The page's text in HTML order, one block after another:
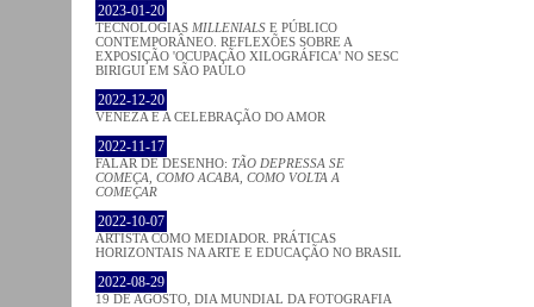
2023-01-20
TECNOLOGIAS MILLENIALS E PÚBLICO
CONTEMPORÂNEO. REFLEXÕES SOBRE A
EXPOSIÇÃO 'OCUPAÇÃO XILOGRÁFICA' NO SESC
BIRIGUI EM SÃO PAULO
2022-12-20
VENEZA E A CELEBRAÇÃO DO AMOR
2022-11-17
FALAR DE DESENHO: TÃO DEPRESSA SE
COMEÇA, COMO ACABA, COMO VOLTA A
COMEÇAR
2022-10-07
ARTISTA COMO MEDIADOR. PRÁTICAS
HORIZONTAIS NA ARTE E EDUCAÇÃO NO BRASIL
2022-08-29
19 DE AGOSTO, DIA MUNDIAL DA FOTOGRAFIA